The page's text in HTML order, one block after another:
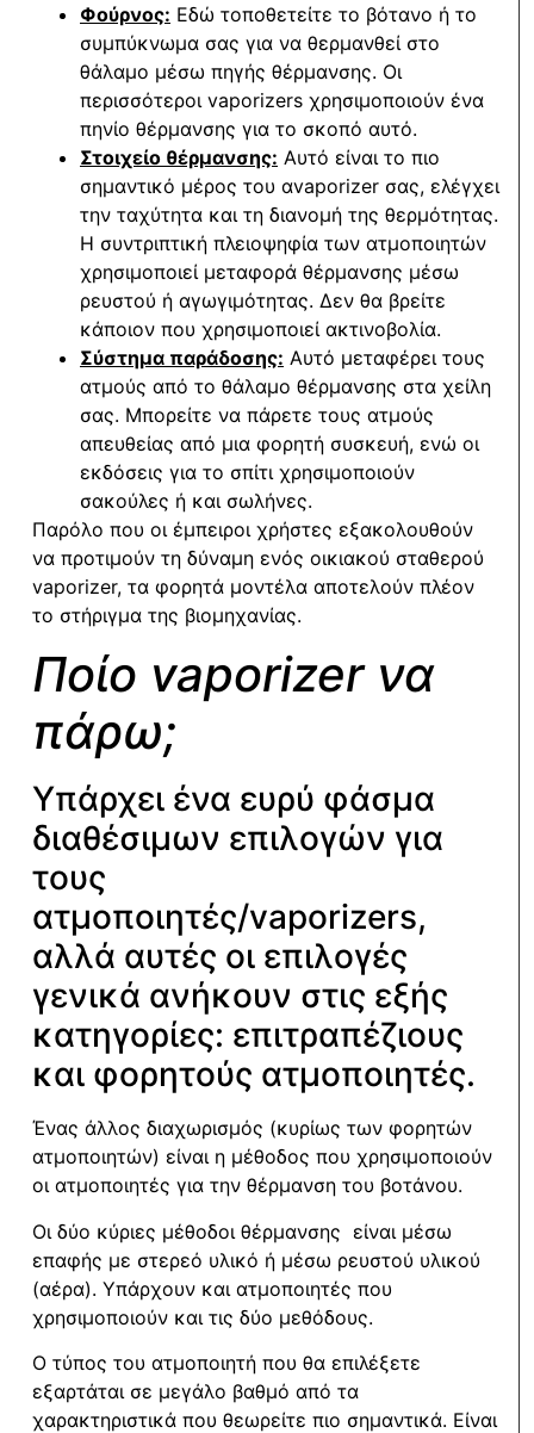
Φούρνος: Eδώ τοποθετείτε το βότανο ή το
συμπύκνωμα σας για να θερμανθεί στο
θάλαμο μέσω πηγής θέρμανσης. Οι
περισσότεροι vaporizers χρησιμοποιούν ένα
πηνίο θέρμανσης για το σκοπό αυτό.
Στοιχείο θέρμανσης: Αυτό είναι το πιο
σημαντικό μέρος του αvaporizer σας, ελέγχει
την ταχύτητα και τη διανομή της θερμότητας.
Η συντριπτική πλειοψηφία των ατμοποιητών
χρησιμοποιεί μεταφορά θέρμανσης μέσω
ρευστού ή αγωγιμότητας. Δεν θα βρείτε
κάποιον που χρησιμοποιεί ακτινοβολία.
Σύστημα παράδοσης: Αυτό μεταφέρει τους
ατμούς από το θάλαμο θέρμανσης στα χείλη
σας. Μπορείτε να πάρετε τους ατμούς
απευθείας από μια φορητή συσκευή, ενώ οι
εκδόσεις για το σπίτι χρησιμοποιούν
σακούλες ή και σωλήνες.
Παρόλο που οι έμπειροι χρήστες εξακολουθούν
να προτιμούν τη δύναμη ενός οικιακού σταθερού
vaporizer, τα φορητά μοντέλα αποτελούν πλέον
το στήριγμα της βιομηχανίας.
Ποίο vaporizer να
πάρω;
Υπάρχει ένα ευρύ φάσμα
διαθέσιμων επιλογών για
τους
ατμοποιητές/vaporizers,
αλλά αυτές οι επιλογές
γενικά ανήκουν στις εξής
κατηγορίες: επιτραπέζιους
και φορητούς ατμοποιητές.
Ένας άλλος διαχωρισμός (κυρίως των φορητών
ατμοποιητών) είναι η μέθοδος που χρησιμοποιούν
οι ατμοποιητές για την θέρμανση του βοτάνου.
Οι δύο κύριες μέθοδοι θέρμανσης είναι μέσω
επαφής με στερεό υλικό ή μέσω ρευστού υλικού
(αέρα). Υπάρχουν και ατμοποιητές που
χρησιμοποιούν και τις δύο μεθόδους.
Ο τύπος του ατμοποιητή που θα επιλέξετε
εξαρτάται σε μεγάλο βαθμό από τα
χαρακτηριστικά που θεωρείτε πιο σημαντικά. Είναι